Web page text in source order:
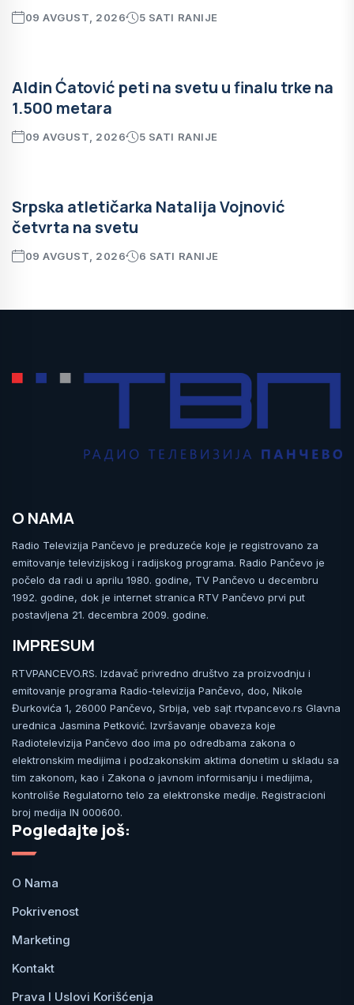
09 AVGUST, 2026 5 SATI RANIJE
Aldin Ćatović peti na svetu u finalu trke na
1.500 metara
09 AVGUST, 2026 5 SATI RANIJE
Srpska atletičarka Natalija Vojnović
četvrta na svetu
09 AVGUST, 2026 6 SATI RANIJE
O NAMA
Radio Televizija Pančevo je preduzeće koje je registrovano za
emitovanje televizijskog i radijskog programa. Radio Pančevo je
počelo da radi u aprilu 1980. godine, TV Pančevo u decembru
1992. godine, dok je internet stranica RTV Pančevo prvi put
postavljena 21. decembra 2009. godine.
IMPRESUM
RTVPANCEVO.RS. Izdavač privredno društvo za proizvodnju i
emitovanje programa Radio-televizija Pančevo, doo, Nikole
Đurkovića 1, 26000 Pančevo, Srbija, veb sajt rtvpancevo.rs Glavna
urednica Jasmina Petković. Izvršavanje obaveza koje
Radiotelevizija Pančevo doo ima po odredbama zakona o
elektronskim medijima i podzakonskim aktima donetim u skladu sa
tim zakonom, kao i Zakona o javnom informisanju i medijima,
kontroliše Regulatorno telo za elektronske medije. Registracioni
broj medija IN 000600.
Pogledajte još:
O Nama
Pokrivenost
Marketing
Kontakt
Prava I Uslovi Korišćenja